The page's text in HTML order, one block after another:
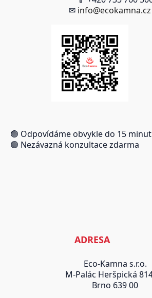
✉ info@ecokamna.cz
🟢 Odpovídáme obvykle do 15 minut
🟢 Nezávazná konzultace zdarma
ADRESA
Eco-Kamna s.r.o.
M-Palác Heršpická
Brno 639 00